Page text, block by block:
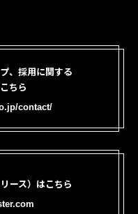
、採用に関する
ちら
contact/
ース）はこちら